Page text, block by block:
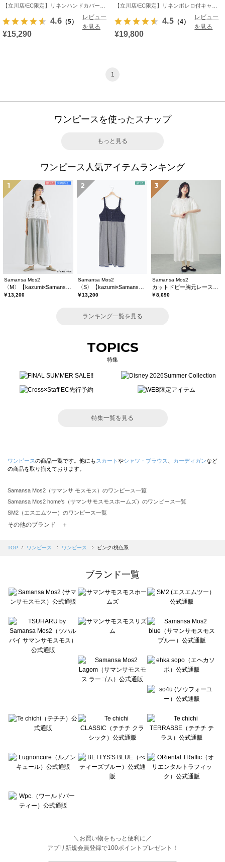
4.6 （5）
レビュー
を見る
¥15,290
4.5 （4）
レビュー
を見る
¥19,800
1
ワンピースを使ったスナップ
もっと見る
ワンピース人気アイテムランキング
1
Samansa Mos2
￥13,200
2
Samansa Mos2
￥13,200
3
Samansa Mos2
￥8,690
ランキング一覧を見る
TOPICS
特集
特集一覧を見る
ワンピースの商品一覧です。他にも スカート やシャツ・ブラウス カーディガンなど
の商品を取り揃えております。
Samansa Mos2（サマンサ モスモス）のワンピース一覧
Samansa Mos2 home's（サマンサモスモスホームズ）のワンピース一覧
SM2（エスエムツー）のワンピース一覧
TSUHARU by Samansa Mos2（ツハルバイサマンサモスモス）のワンピース一覧
Samansa Mos2 blue（サマンサモスモス ブルー）のワンピース一覧
sō4ū（ソウフォーユー）のワンピース一覧
Te chichi（テチチ）のワンピース一覧
Te chichi CLASSIC（テチチ クラシック）のワンピース一覧
Lugnoncure（ルノンキュール）のワンピース一覧
BETTY'S BLUE（べティーズブルー）のワンピース一覧
Wpc.（ワールドパーティー）のワンピース一覧
その他のブランド ＋
TOP ワンピース ワンピース ピンク/桃色系
ブランド一覧
＼お買い物をもっと便利に／
アプリ新規会員登録で100ポイントプレゼント！